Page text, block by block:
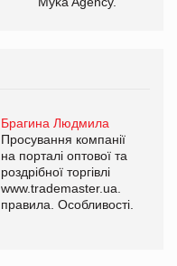
Брагина Людмила
Просування компанії
на порталі оптової та
роздрібної торгівлі
www.trademaster.ua.
правила. Особливості.